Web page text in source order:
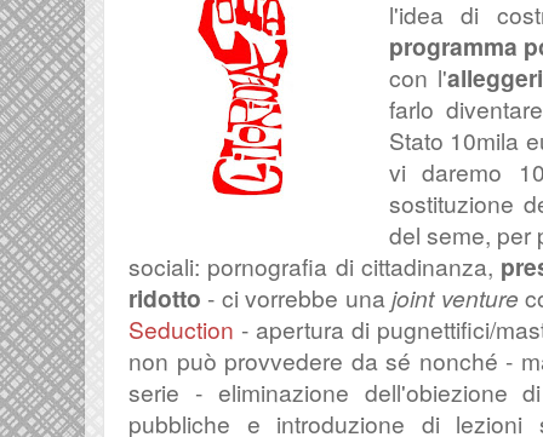
l'idea di
programma
con l'
farlo
Stato 10mila
vi daremo
sostituzione
del seme, per
sociali: pornografia di cittadinanza,
ridotto - ci vorrebbe unajoint venture
Seduction - apertura di pugnettifici/
non può provvedere da sé nonché -
serie - eliminazione dell'obiezione
pubbliche e introduzione di lezioni